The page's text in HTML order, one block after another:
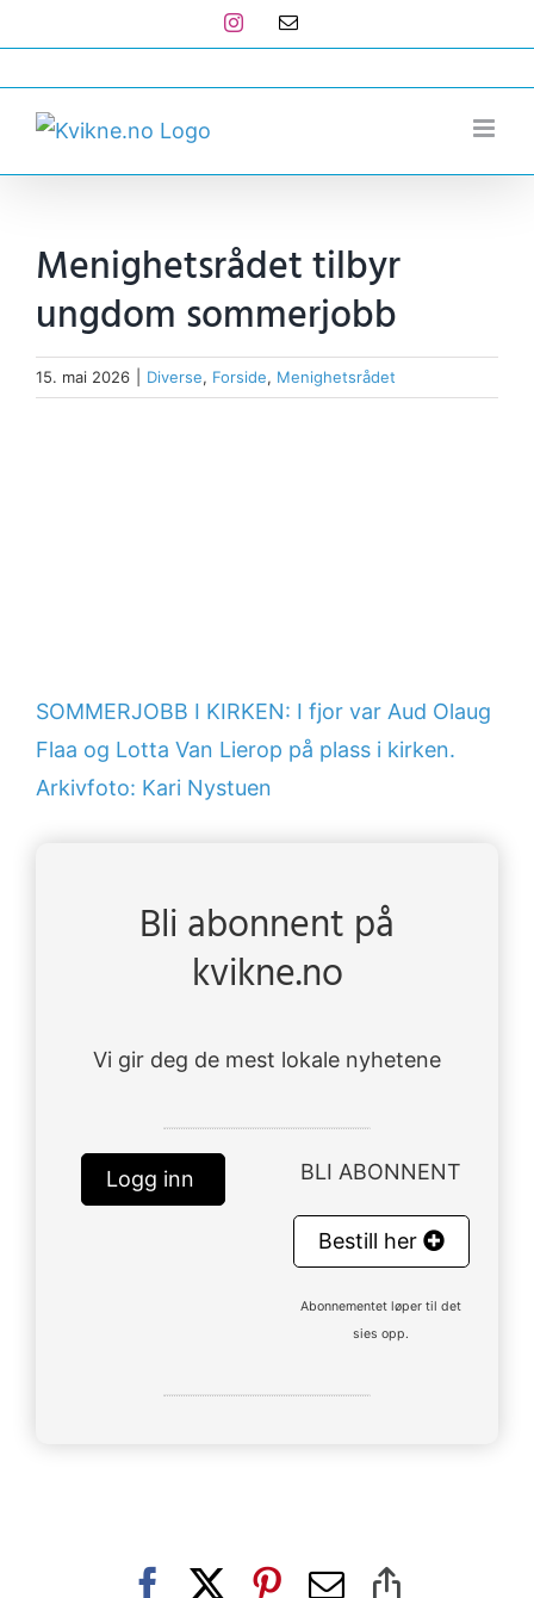
to
content
Instagram
E-
Menighetsrådet tilbyr
ungdom sommerjobb
15. mai 2026 Diverse, Forside, Menighetsrådet
SOMMERJOBB I KIRKEN: I fjor var Aud Olaug
Flaa og Lotta Van Lierop på plass i kirken.
Arkivfoto: Kari Nystuen
Bli abonnent på
kvikne.no
Vi gir deg de mest lokale nyhetene
Logg inn BLI ABONNENT
Bestill her
Abonnementet løper til det
sies opp.
Facebook Pinterest
E-